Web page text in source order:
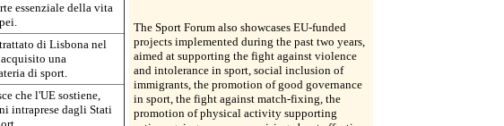
essenziale della vita
di Lisbona nel
una
di sport.
che l'UE sostiene,
intraprese dagli Stati
The Sport Forum also showcases EU-funded
projects implemented during the past two years,
aimed at supporting the fight against violence
and intolerance in sport, social inclusion of
immigrants, the promotion of good governance
in sport, the fight against match-fixing, the
promotion of physical activity supporting